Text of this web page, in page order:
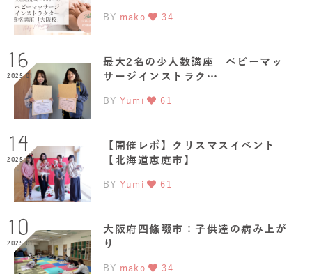
BY mako 34
16
2025.01
最大2名の少人数講座 ベビーマッ
サージインストラク…
BY Yumi 61
14
2025.01
【開催レポ】クリスマスイベント
【北海道恵庭市】
BY Yumi 61
10
2025.01
大阪府四條畷市：子供達の病み上が
り
BY mako 34